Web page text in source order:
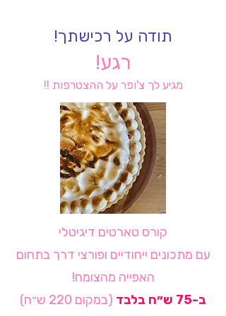
תודה על רכישתך!
רגע!
מגיע לך צ'ופר על ההצטרפות !!
קורס טארטים דיגיטלי
עם מתכונים ייחודיים ופורצי דרך בתחום
האפייה מהצומח!
ב-75 ש״ח בלבד
(במקום 220 ש״ח)